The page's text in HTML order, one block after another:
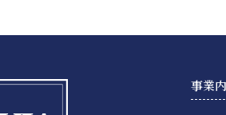
事業